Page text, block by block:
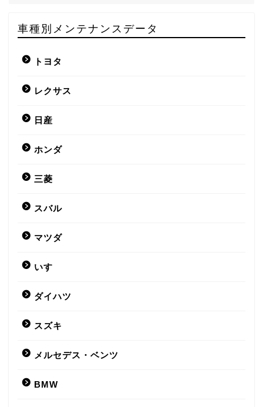
車種別メンテナンスデータ
トヨタ
レクサス
日産
ホンダ
三菱
スバル
マツダ
いすゞ
ダイハツ
スズキ
メルセデス・ベンツ
BMW